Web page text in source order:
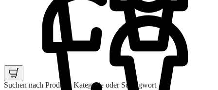
Suchen nach Produkt, Kategorie oder Schlagwort